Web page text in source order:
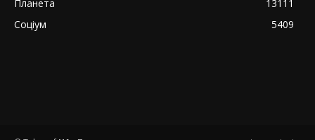
Планета
13111
Соціум
5409